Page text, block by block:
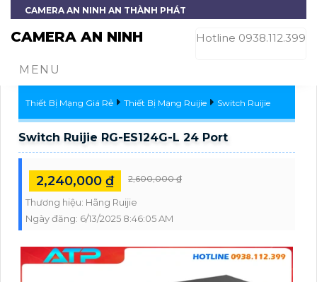
CAMERA AN NINH AN THÀNH PHÁT
CAMERA AN NINH Hotline 0938.112.399
MENU
Thiết Bị Mạng Giá Rẻ Thiết Bị Mạng Ruijie Switch Ruijie
Switch Ruijie RG-ES124G-L 24 Port
2,240,000 ₫ 2,600,000 ₫
Thương hiệu: Hãng Ruijie
Ngày đăng: 6/13/2025 8:46:05 AM